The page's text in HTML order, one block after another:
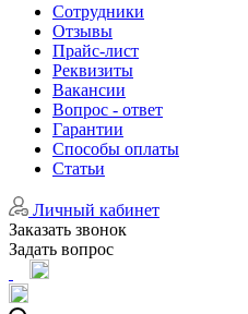
Сотрудники
Отзывы
Прайс-лист
Реквизиты
Вакансии
Вопрос - ответ
Гарантии
Способы оплаты
Статьи
Личный кабинет
Заказать звонок
Задать вопрос